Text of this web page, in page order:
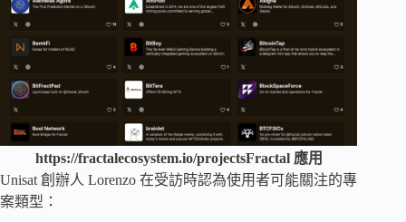
https://fractalecosystem.io/projectsFractal 應用
Unisat 創辦人 Lorenzo 在受訪時認為使用者可能關注的專
案類型：